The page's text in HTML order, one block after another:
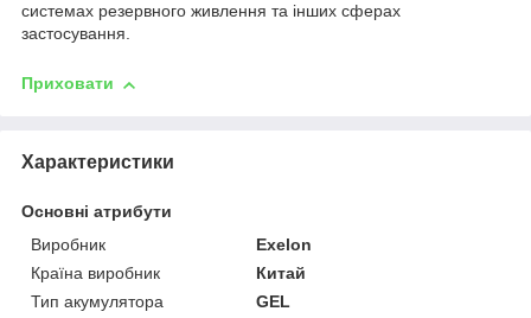
системах резервного живлення та інших сферах
застосування.
Приховати
Характеристики
Основні атрибути
Виробник
Exelon
Країна виробник
Китай
Тип акумулятора
GEL